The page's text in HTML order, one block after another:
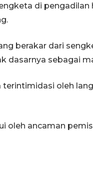
di
berakar dari
dasarnya sebagai
terintimidasi oleh
oleh ancaman